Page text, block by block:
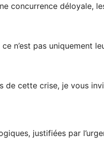
concurrence déloyale,
n’est pas uniquement
cette crise, je vous
justifiées par